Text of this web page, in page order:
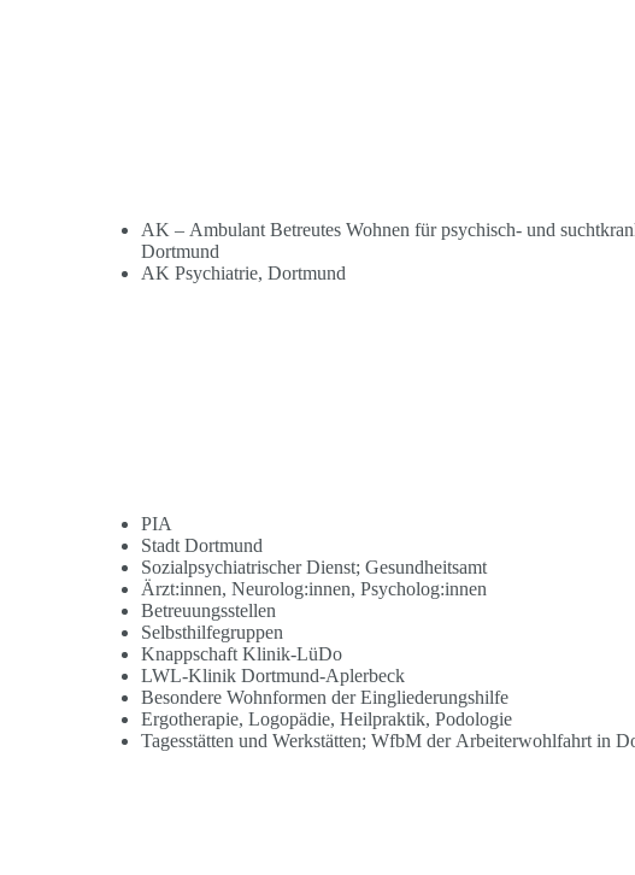
AK – Ambulant Betreutes Wohnen für psychisch- und
Dortmund
AK Psychiatrie, Dortmund
PIA
Stadt Dortmund
Sozialpsychiatrischer Dienst; Gesundheitsamt
Ärzt:innen, Neurolog:innen, Psycholog:innen
Betreuungsstellen
Selbsthilfegruppen
Knappschaft Klinik-LüDo
LWL-Klinik Dortmund-Aplerbeck
Besondere Wohnformen der Eingliederungshilfe
Ergotherapie, Logopädie, Heilpraktik, Podologie
Tagesstätten und Werkstätten; WfbM der Arbeiterwohlfahrt in